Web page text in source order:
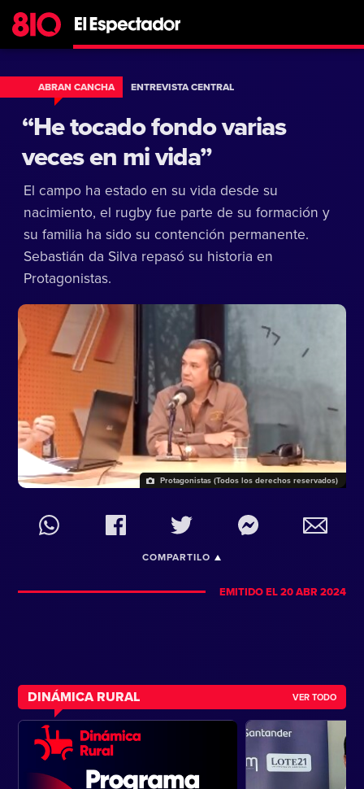
ABRAN CANCHA ENTREVISTA CENTRAL
“He tocado fondo varias
veces en mi vida”
El campo ha estado en su vida desde su
nacimiento, el rugby fue parte de su formación y
su familia ha sido su contención permanente.
Sebastián da Silva repasó su historia en
Protagonistas.
Protagonistas (Todos los derechos reservados)
COMPARTILO
EMITIDO EL 20 ABR 2024
DINÁMICA RURAL VER TODO